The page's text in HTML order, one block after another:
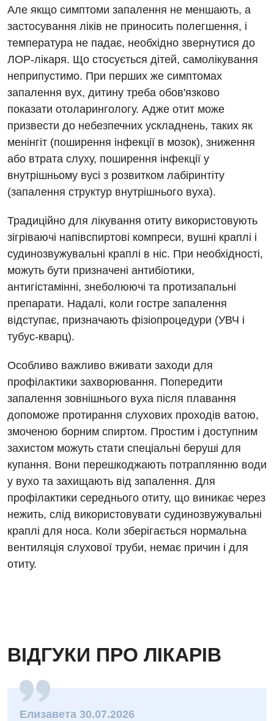
Безоплатні послуги
Вакцинація
Гастроентерологія
Гематологія
Дерматовенерологія
Дієтологія
Ендокринологія
Кардіологія
Медична психологія
Неврологія
Онкологічне відділлення
Оториноларингологія
Офтальмологічне відділення
Пульмонологія
Ревматологія
Травматологія і ортопедія
Фізіотерапія
Хірургічне відділення
Для дітей
Дитяча дерматовенерологія
Дитяча ендокринологія
Дитяча кардіоревматологія
Але якщо симптоми запалення не меншають, а
застосування ліків не приносить полегшення, і
температура не падає, необхідно звернутися до
ЛОР-лікаря. Що стосується дітей, самолікування
неприпустимо. При перших же симптомах
запалення вух, дитину треба обов'язково
показати отоларингологу. Адже отит може
призвести до небезпечних ускладнень, таких як
менінгіт (поширення інфекції в мозок), зниження
або втрата слуху, поширення інфекції у
внутрішньому вусі з розвитком лабіринтіту
(запалення структур внутрішнього вуха).
Традиційно для лікування отиту використовують
зігріваючі напівспиртові компреси, вушні краплі і
судинозвужувальні краплі в ніс. При необхідності,
можуть бути призначені антибіотики,
антигістамінні, знеболюючі та протизапальні
препарати. Надалі, коли гостре запалення
відступає, призначають фізіопроцедури (УВЧ і
тубус-кварц).
Особливо важливо вживати заходи для
профілактики захворювання. Попередити
запалення зовнішнього вуха після плавання
допоможе протирання слухових проходів ватою,
змоченою борним спиртом. Простим і доступним
захистом можуть стати спеціальні беруші для
купання. Вони перешкоджають потраплянню води
у вухо та захищають від запалення. Для
профілактики середнього отиту, що виникає через
нежить, слід використовувати судинозвужувальні
краплі для носа. Коли зберігається нормальна
вентиляція слухової труби, немає причин і для
отиту.
ВІДГУКИ ПРО ЛІКАРІВ
Елизавета 30.07.2026